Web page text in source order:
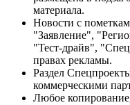
материала.
Новости с
"Заявление",
"Тест-драйв",
правах рекламы.
Раздел
коммерческими
Любое